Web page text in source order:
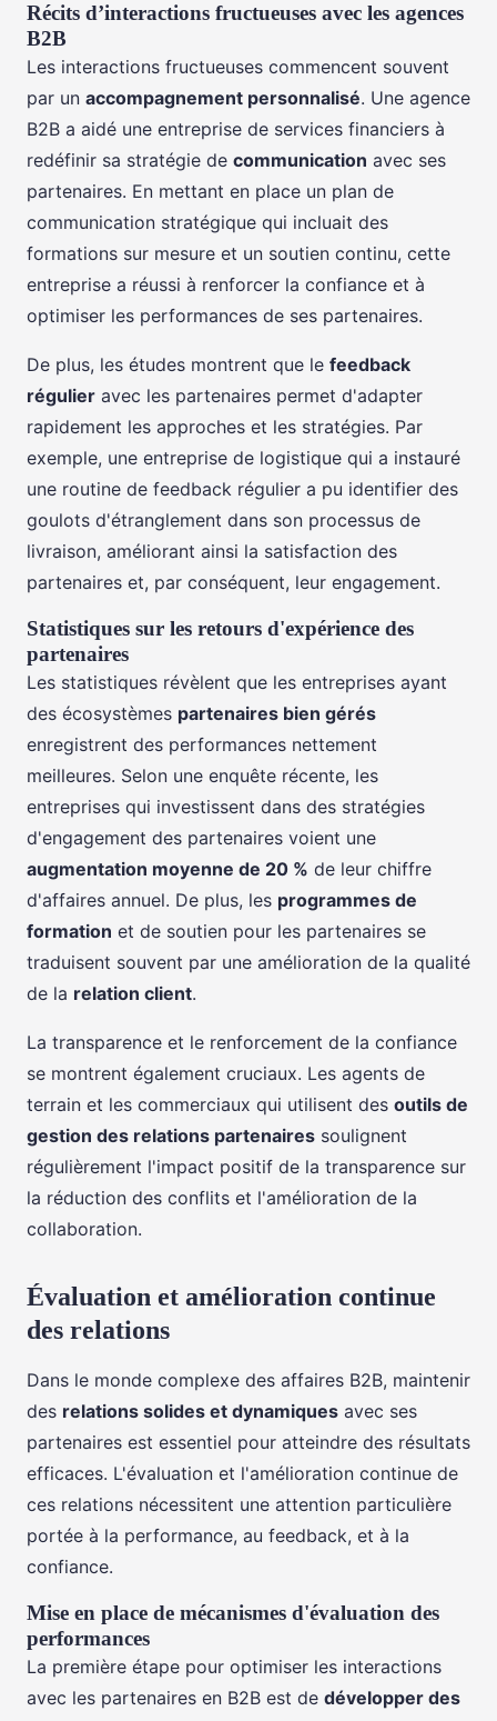
Récits d’interactions fructueuses avec les agences
B2B
Les interactions fructueuses commencent souvent
par un accompagnement personnalisé. Une agence
B2B a aidé une entreprise de services financiers à
redéfinir sa stratégie de communication avec ses
partenaires. En mettant en place un plan de
communication stratégique qui incluait des
formations sur mesure et un soutien continu, cette
entreprise a réussi à renforcer la confiance et à
optimiser les performances de ses partenaires.
De plus, les études montrent que le feedback
régulier avec les partenaires permet d'adapter
rapidement les approches et les stratégies. Par
exemple, une entreprise de logistique qui a instauré
une routine de feedback régulier a pu identifier des
goulots d'étranglement dans son processus de
livraison, améliorant ainsi la satisfaction des
partenaires et, par conséquent, leur engagement.
Statistiques sur les retours d'expérience des
partenaires
Les statistiques révèlent que les entreprises ayant
des écosystèmes partenaires bien gérés
enregistrent des performances nettement
meilleures. Selon une enquête récente, les
entreprises qui investissent dans des stratégies
d'engagement des partenaires voient une
augmentation moyenne de 20 % de leur chiffre
d'affaires annuel. De plus, les programmes de
formation et de soutien pour les partenaires se
traduisent souvent par une amélioration de la qualité
de la relation client.
La transparence et le renforcement de la confiance
se montrent également cruciaux. Les agents de
terrain et les commerciaux qui utilisent des outils de
gestion des relations partenaires soulignent
régulièrement l'impact positif de la transparence sur
la réduction des conflits et l'amélioration de la
collaboration.
Évaluation et amélioration continue
des relations
Dans le monde complexe des affaires B2B, maintenir
des relations solides et dynamiques avec ses
partenaires est essentiel pour atteindre des résultats
efficaces. L'évaluation et l'amélioration continue de
ces relations nécessitent une attention particulière
portée à la performance, au feedback, et à la
confiance.
Mise en place de mécanismes d'évaluation des
performances
La première étape pour optimiser les interactions
avec les partenaires en B2B est de développer des